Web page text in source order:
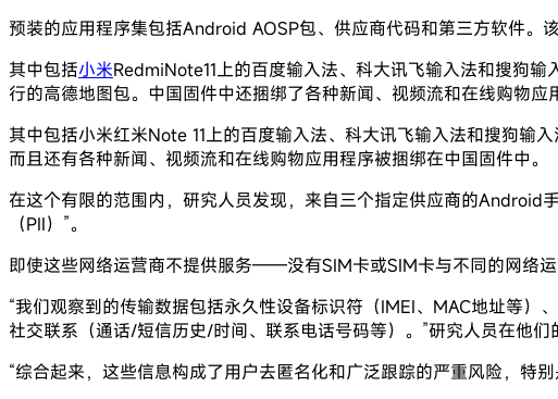
预装的应用程序集包括Android AOSP包、供应商代码和第三方软件。
其中包括小米RedmiNote11上的百度输入法、科大讯飞输入法和搜狗输
行的高德地图包。中国固件中还捆绑了各种新闻、视频流和在线购物应
其中包括小米红米Note 11上的百度输入法、科大讯飞输入法和搜狗输
而且还有各种新闻、视频流和在线购物应用程序被捆绑在中国固件中。
在这个有限的范围内，研究人员发现，来自三个指定供应商的Android
（PII）”。
即使这些网络运营商不提供服务——没有SIM卡或SIM卡与不同的网络运
“我们观察到的传输数据包括永久性设备标识符（IMEI、MAC地址等
社交联系（通话/短信历史/时间、联系电话号码等）。”研究人员在他们
“综合起来，这些信息构成了用户去匿名化和广泛跟踪的严重风险，特